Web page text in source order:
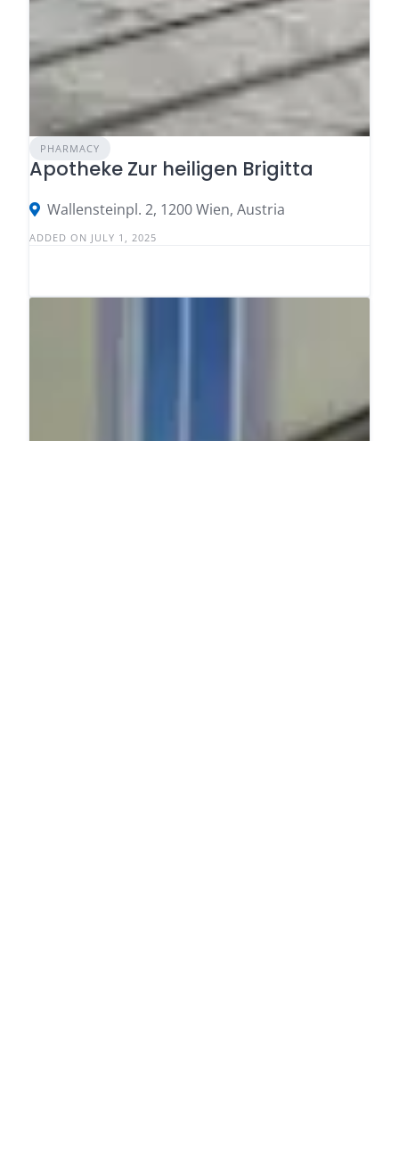
PHARMACY
Apotheke Zur heiligen Brigitta
Wallensteinpl. 2, 1200 Wien, Austria
ADDED ON JULY 1, 2025